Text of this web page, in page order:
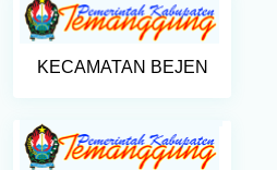
KECAMATAN BEJEN